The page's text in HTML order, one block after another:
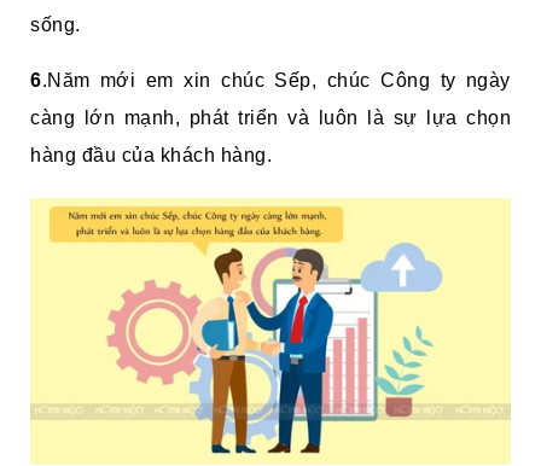
sống.
6.Năm mới em xin chúc Sếp, chúc Công ty ngày
càng lớn mạnh, phát triển và luôn là sự lựa chọn
hàng đầu của khách hàng.